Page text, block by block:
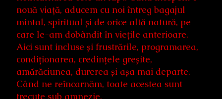
nouă viață, aducem cu noi întreg bagajul
mintal, spiritual și de orice altă natură, pe
care le-am dobândit în viețile anterioare.
Aici sunt incluse și frustrările, programarea,
condiționarea, credințele greșite,
amărăciunea, durerea și așa mai departe.
Când ne reîncarnăm, toate acestea sunt
trecute sub amnezie.